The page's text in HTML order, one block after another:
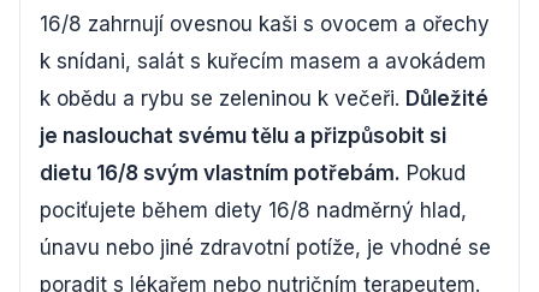
16/8 zahrnují ovesnou kaši s ovocem a ořechy
k snídani, salát s kuřecím masem a avokádem
k obědu a rybu se zeleninou k večeři. Důležité
je naslouchat svému tělu a přizpůsobit si
dietu 16/8 svým vlastním potřebám. Pokud
pociťujete během diety 16/8 nadměrný hlad,
únavu nebo jiné zdravotní potíže, je vhodné se
poradit s lékařem nebo nutričním terapeutem.